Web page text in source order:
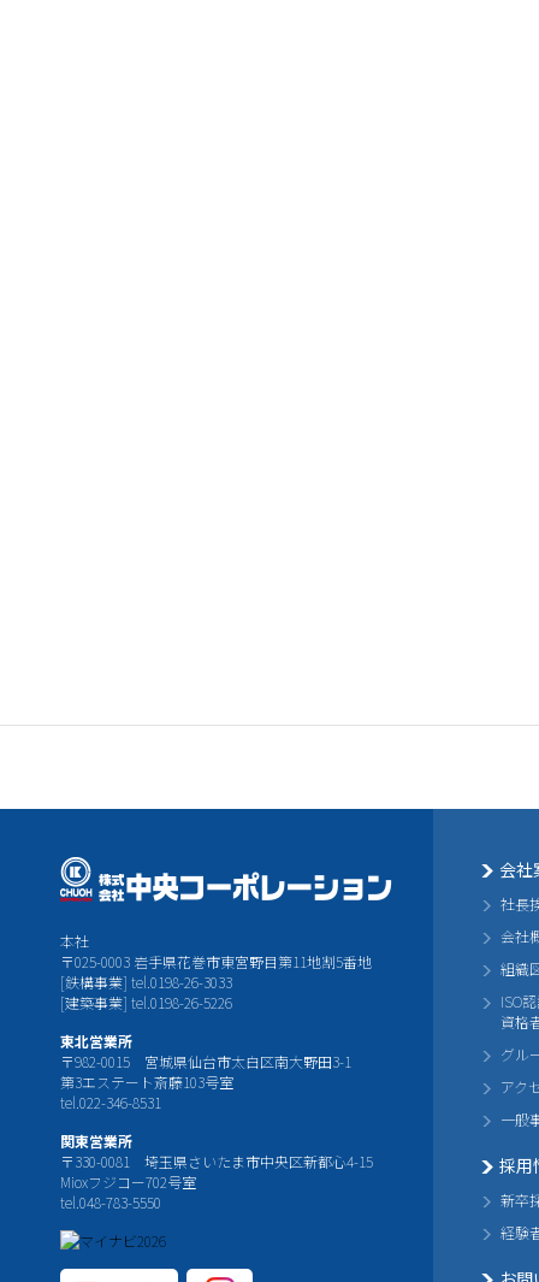
本社
〒025-0003 岩手県花巻市東宮野目第11地割5番地
[鉄構事業] tel.0198-26-3033
[建築事業] tel.0198-26-5226
東北営業所
〒982-0015 宮城県仙台市太白区南大野田3-1
第3エステート斎藤103号室
tel.022-346-8531
関東営業所
〒330-0081 埼玉県さいたま市中央区新都心4-15
Mioxフジコー702号室
tel.048-783-5550
会社
社長
会社
組織
ISO
資格
グル
アク
一般
採用
新卒
経験